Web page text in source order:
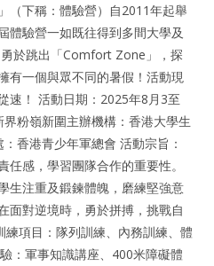
（下稱：體驗營）自2011年起舉
體驗營一如既往得到多間大學及
於跳出「Comfort Zone」，探
有一個與眾不同的暑假！活動現
速！ 活動日期：2025年8月3至
粉嶺新圍主辦機構：香港大學生
香港青少年軍總會 活動宗旨：
感，學習團隊合作的重要性。
生注重及鍛鍊體魄，磨練堅強意
面對逆境時，勇於拼搏，挑戰自
項目：隊列訓練、內務訓練、體
：軍事知識講座、400米障礙體